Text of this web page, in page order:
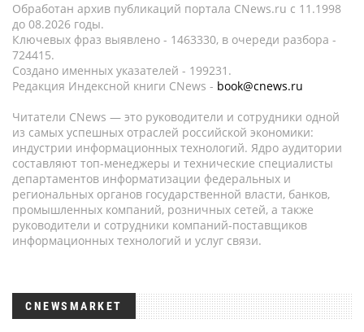
Обработан архив публикаций портала CNews.ru c 11.1998
до 08.2026 годы.
Ключевых фраз выявлено - 1463330, в очереди разбора -
724415.
Создано именных указателей - 199231.
Редакция Индексной книги CNews - book@cnews.ru
Читатели CNews — это руководители и сотрудники одной
из самых успешных отраслей российской экономики:
индустрии информационных технологий. Ядро аудитории
составляют топ-менеджеры и технические специалисты
департаментов информатизации федеральных и
региональных органов государственной власти, банков,
промышленных компаний, розничных сетей, а также
руководители и сотрудники компаний-поставщиков
информационных технологий и услуг связи.
CNEWSMARKET